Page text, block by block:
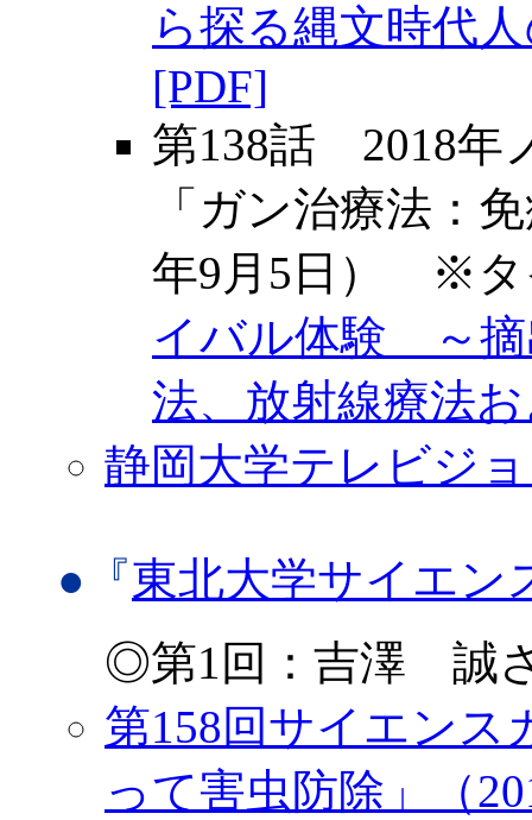
ら探る縄文時代
[PDF]
第138話 2018年
「ガン治療法：
年9月5日） ※タ
イバル体験 ～摘
法、放射線療法
静岡大学テレビジ
●『東北大学サイエン
◎第1回：吉澤 誠
第158回サイエンス
って害虫防除」（